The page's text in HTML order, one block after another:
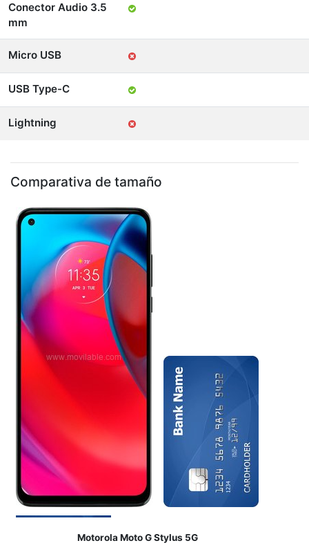
Conector Audio 3.5
mm
Micro USB
USB Type-C
Lightning
Comparativa de tamaño
Motorola Moto G Stylus 5G